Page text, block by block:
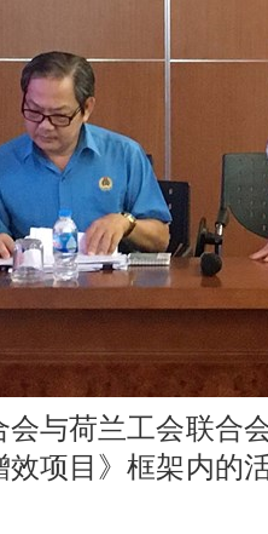
与荷兰工会联合
项目》框架内的